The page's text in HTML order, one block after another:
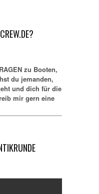
zu Booten,
du jemanden,
und dich für die
mir gern eine